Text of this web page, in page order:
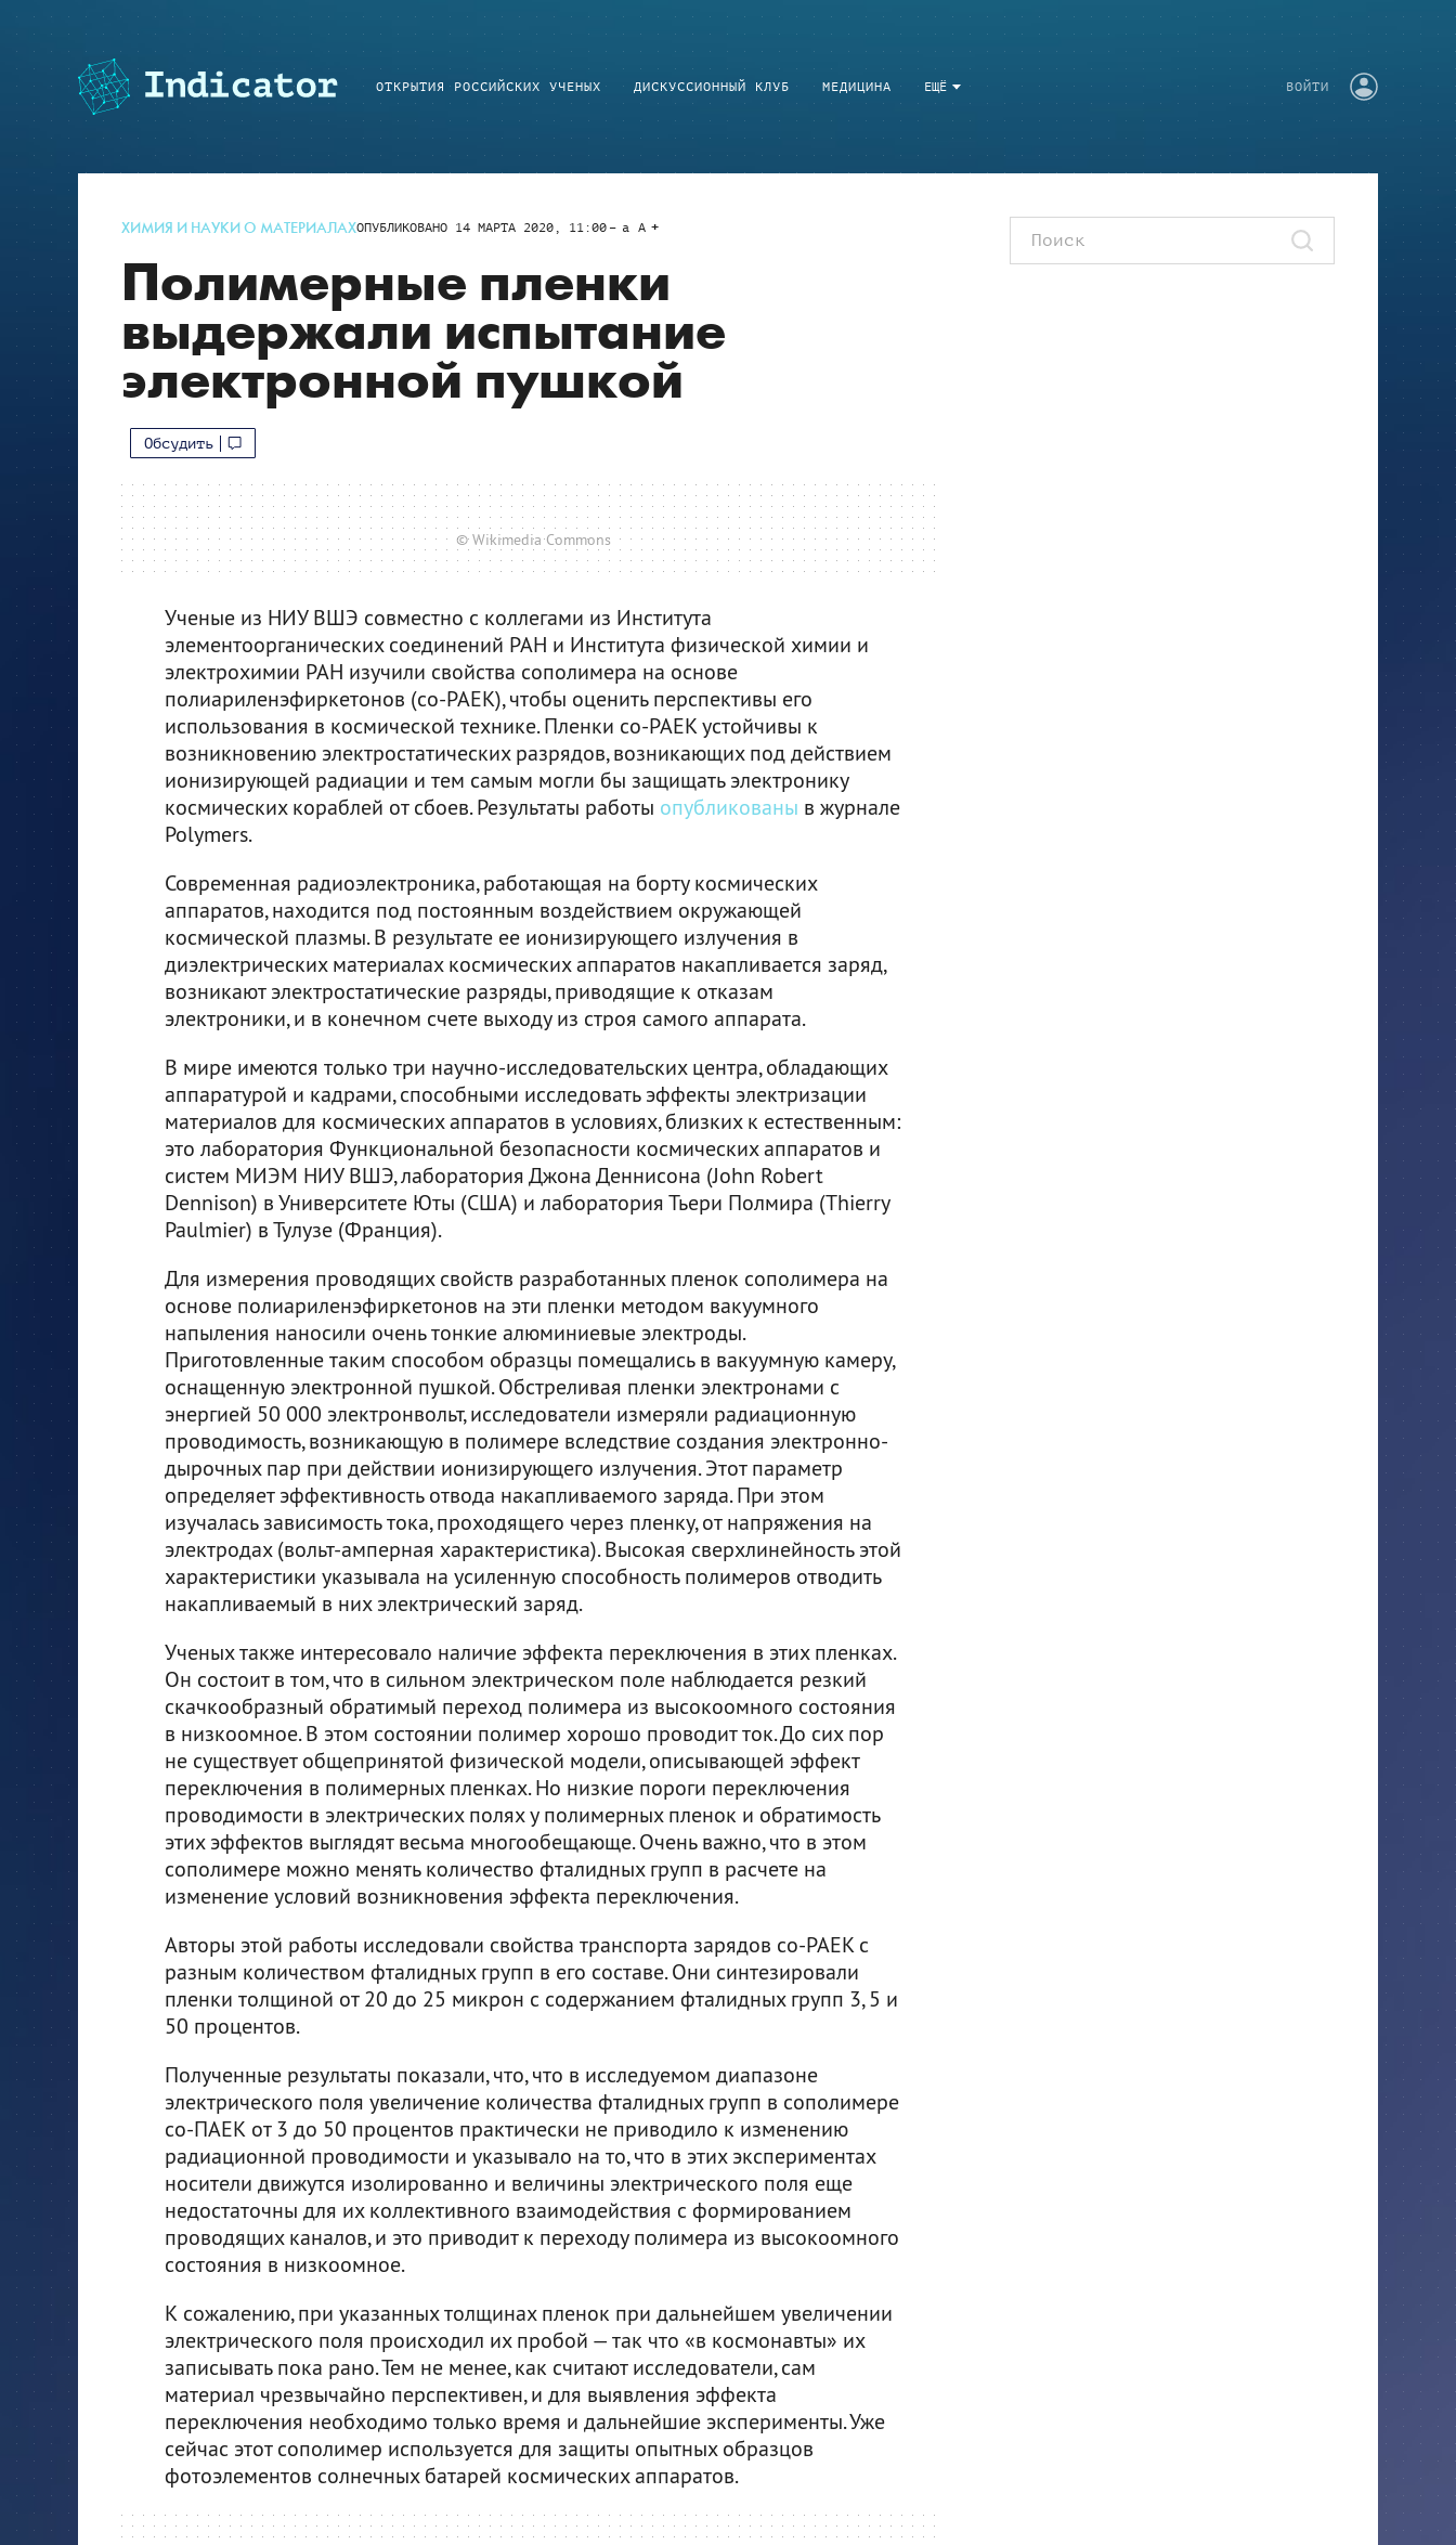
ЕЩЁ
ОТКРЫТИЯ РОССИЙСКИХ УЧЕНЫХ ДИСКУССИОННЫЙ КЛУБ МЕДИЦИНА ВОЙТИ
ХИМИЯ И НАУКИ О МАТЕРИАЛАХОПУБЛИКОВАНО 14 МАРТА 2020, 11:00 a A
Полимерные пленки
выдержали испытание
электронной пушкой
Обсудить
© Wikimedia Commons
Ученые из НИУ ВШЭ совместно с коллегами из Института
элементоорганических соединений РАН и Института физической химии и
электрохимии РАН изучили свойства сополимера на основе
полиариленэфиркетонов (со-PAEK), чтобы оценить перспективы его
использования в космической технике. Пленки со-PAEK устойчивы к
возникновению электростатических разрядов, возникающих под действием
ионизирующей радиации и тем самым могли бы защищать электронику
космических кораблей от сбоев. Результаты работы опубликованы в журнале
Polymers.
Современная радиоэлектроника, работающая на борту космических
аппаратов, находится под постоянным воздействием окружающей
космической плазмы. В результате ее ионизирующего излучения в
диэлектрических материалах космических аппаратов накапливается заряд,
возникают электростатические разряды, приводящие к отказам
электроники, и в конечном счете выходу из строя самого аппарата.
В мире имеются только три научно-исследовательских центра, обладающих
аппаратурой и кадрами, способными исследовать эффекты электризации
материалов для космических аппаратов в условиях, близких к естественным:
это лаборатория Функциональной безопасности космических аппаратов и
систем МИЭМ НИУ ВШЭ, лаборатория Джона Деннисона (John Robert
Dennison) в Университете Юты (США) и лаборатория Тьери Полмира (Thierry
Paulmier) в Тулузе (Франция).
Для измерения проводящих свойств разработанных пленок сополимера на
основе полиариленэфиркетонов на эти пленки методом вакуумного
напыления наносили очень тонкие алюминиевые электроды.
Приготовленные таким способом образцы помещались в вакуумную камеру,
оснащенную электронной пушкой. Обстреливая пленки электронами с
энергией 50 000 электронвольт, исследователи измеряли радиационную
проводимость, возникающую в полимере вследствие создания электронно-
дырочных пар при действии ионизирующего излучения. Этот параметр
определяет эффективность отвода накапливаемого заряда. При этом
изучалась зависимость тока, проходящего через пленку, от напряжения на
электродах (вольт-амперная характеристика). Высокая сверхлинейность этой
характеристики указывала на усиленную способность полимеров отводить
накапливаемый в них электрический заряд.
Ученых также интересовало наличие эффекта переключения в этих пленках.
Он состоит в том, что в сильном электрическом поле наблюдается резкий
скачкообразный обратимый переход полимера из высокоомного состояния
в низкоомное. В этом состоянии полимер хорошо проводит ток. До сих пор
не существует общепринятой физической модели, описывающей эффект
переключения в полимерных пленках. Но низкие пороги переключения
проводимости в электрических полях у полимерных пленок и обратимость
этих эффектов выглядят весьма многообещающе. Очень важно, что в этом
сополимере можно менять количество фталидных групп в расчете на
изменение условий возникновения эффекта переключения.
Авторы этой работы исследовали свойства транспорта зарядов со-PAEK с
разным количеством фталидных групп в его составе. Они синтезировали
пленки толщиной от 20 до 25 микрон с содержанием фталидных групп 3, 5 и
50 процентов.
Полученные результаты показали, что, что в исследуемом диапазоне
электрического поля увеличение количества фталидных групп в сополимере
со-ПАЕК от 3 до 50 процентов практически не приводило к изменению
радиационной проводимости и указывало на то, что в этих экспериментах
носители движутся изолированно и величины электрического поля еще
недостаточны для их коллективного взаимодействия с формированием
проводящих каналов, и это приводит к переходу полимера из высокоомного
состояния в низкоомное.
К сожалению, при указанных толщинах пленок при дальнейшем увеличении
электрического поля происходил их пробой — так что «в космонавты» их
записывать пока рано. Тем не менее, как считают исследователи, сам
материал чрезвычайно перспективен, и для выявления эффекта
переключения необходимо только время и дальнейшие эксперименты. Уже
сейчас этот сополимер используется для защиты опытных образцов
фотоэлементов солнечных батарей космических аппаратов.